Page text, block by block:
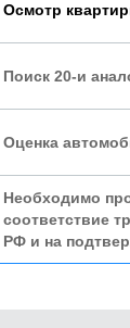
Осмотр
Поиск 20-и
Оценка
Необходимо
соответствие
РФ и на